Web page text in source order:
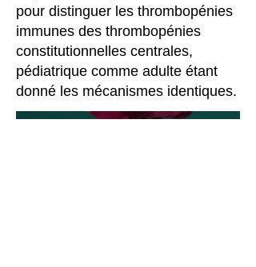
pour distinguer les thrombopénies
immunes des thrombopénies
constitutionnelles centrales,
pédiatrique comme adulte étant
donné les mécanismes identiques.